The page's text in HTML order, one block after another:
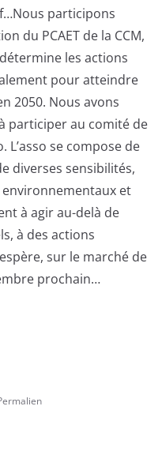
participons
du PCAET de la CCM,
les actions
pour atteindre
2050. Nous avons
participer au comité de
se compose de
diverses sensibilités,
et
à agir au-delà de
à des actions
sur le marché de
prochain…